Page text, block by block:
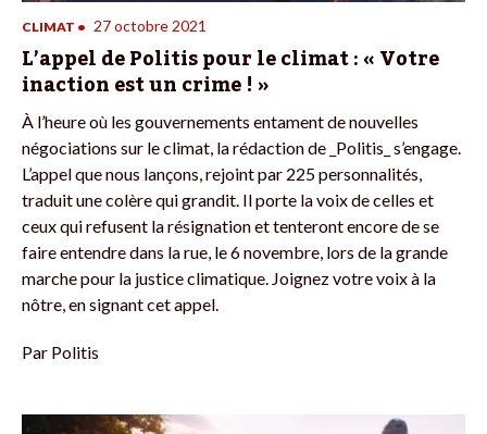
CLIMAT • 27 octobre 2021
L’appel de Politis pour le climat : « Votre
inaction est un crime ! »
À l’heure où les gouvernements entament de nouvelles
négociations sur le climat, la rédaction de _Politis_ s’engage.
L’appel que nous lançons, rejoint par 225 personnalités,
traduit une colère qui grandit. Il porte la voix de celles et
ceux qui refusent la résignation et tenteront encore de se
faire entendre dans la rue, le 6 novembre, lors de la grande
marche pour la justice climatique. Joignez votre voix à la
nôtre, en signant cet appel.
Par Politis